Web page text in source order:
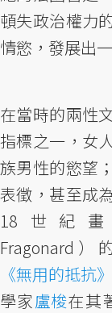
頓失政治權力
情慾，發展出
在當時的兩性
指標之一，女
族男性的慾望
表徵，甚至成
18世紀
Fragonard）
《無用的抵抗》
學家盧梭在其